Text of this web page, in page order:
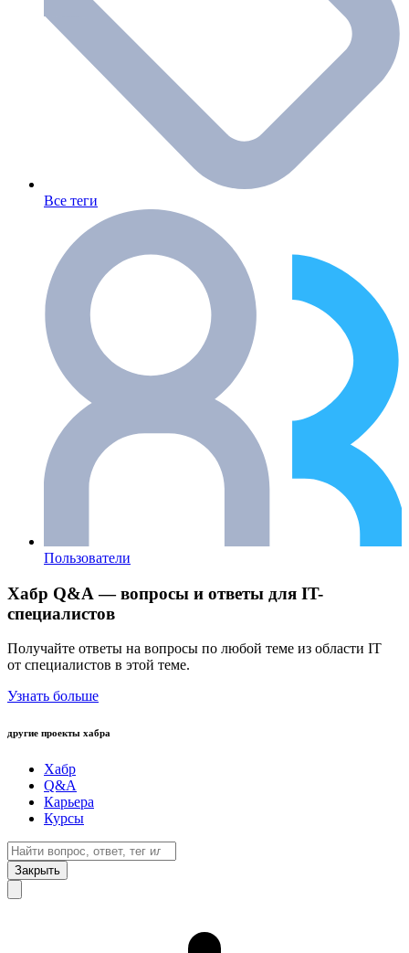
Все теги
Пользователи
Хабр Q&A — вопросы и ответы для IT-
специалистов
Получайте ответы на вопросы по любой теме из области IT
от специалистов в этой теме.
Узнать больше
другие проекты хабра
Хабр
Q&A
Карьера
Курсы
Закрыть